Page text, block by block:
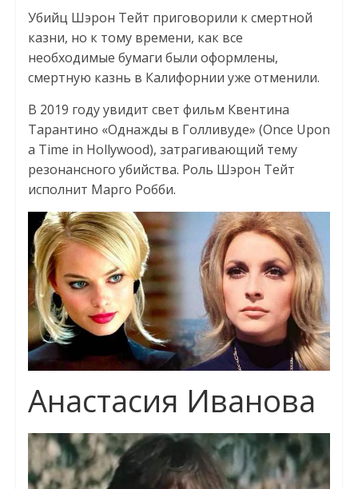
Убийц Шэрон Тейт приговорили к смертной
казни, но к тому времени, как все
необходимые бумаги были оформлены,
смертную казнь в Калифорнии уже отменили.
В 2019 году увидит свет фильм Квентина
Тарантино «Однажды в Голливуде» (Once Upon
a Time in Hollywood), затрагивающий тему
резонансного убийства. Роль Шэрон Тейт
исполнит Марго Робби.
Анастасия Иванова